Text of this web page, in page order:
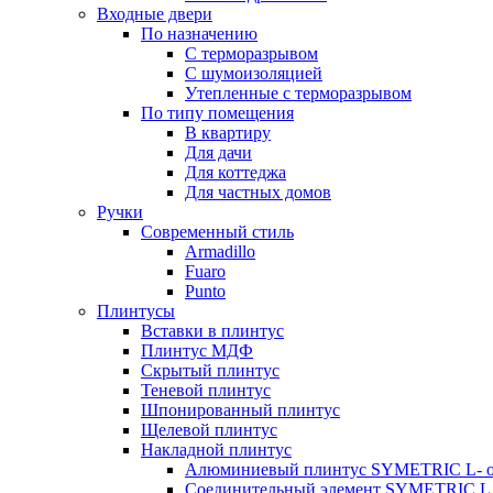
Входные двери
По назначению
С терморазрывом
С шумоизоляцией
Утепленные с терморазрывом
По типу помещения
В квартиру
Для дачи
Для коттеджа
Для частных домов
Ручки
Современный стиль
Armadillo
Fuaro
Punto
Плинтусы
Вставки в плинтус
Плинтус МДФ
Скрытый плинтус
Теневой плинтус
Шпонированный плинтус
Щелевой плинтус
Накладной плинтус
Алюминиевый плинтус SYMETRIC L-
Соединительный элемент SYMETRIC L